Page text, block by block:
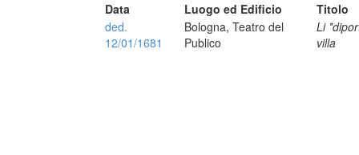
Data Luogo ed Edificio
Titolo
ded.
12/01/1681
Bologna, Teatro del
Publico
Li
villa